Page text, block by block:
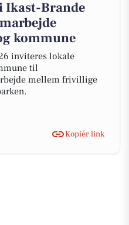
Ikast-Brande
kommune
inviteres lokale
til
mellem frivillige
Kopiér link